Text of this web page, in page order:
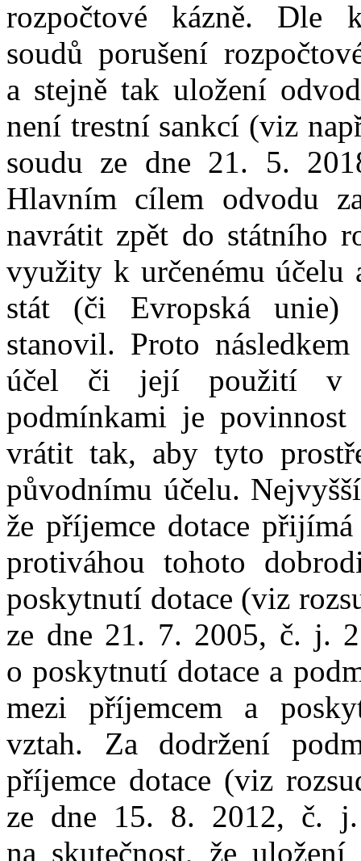
rozpočtové kázně. Dle
soudů porušení
a stejně tak uložení
není trestní sankcí (viz
soudu ze dne 21. 5.
Hlavním cílem odvodu
navrátit zpět do státního
využity k určenému účelu
stát (či
Evropská
stanovil. Proto
účel či
její použití v
podmínkami je
vrátit tak, aby tyto
původnímu účelu.
že příjemce dotace
protiváhou tohoto
poskytnutí dotace (viz
ze dne 21. 7. 2005, č. j. 2
o poskytnutí dotace a
mezi
příjemcem a
vztah. Za
dodržení
příjemce dotace (viz
ze dne 15. 8. 2012, č. j.
na skutečnost, že